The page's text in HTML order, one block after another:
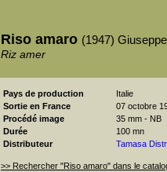
Riso amaro (1947)
Riz amer
Pays de production
Italie
Sortie en France
07 octobre
Procédé image
35 mm - NB
Durée
100 mn
Distributeur
Tamasa
>> Rechercher "Riso amaro" dans le